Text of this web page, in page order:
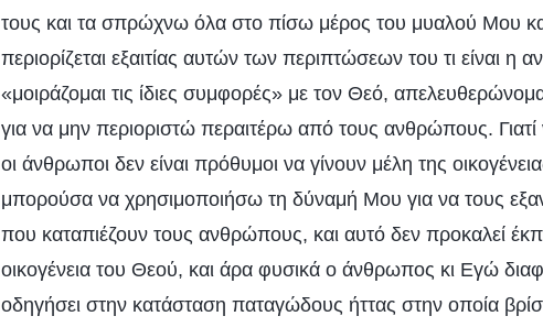
τους και τα σπρώχνω όλα στο πίσω μέρος του μυαλού Μου
περιορίζεται εξαιτίας αυτών των περιπτώσεων του τι είναι
«μοιράζομαι τις ίδιες συμφορές» με τον Θεό,
για να μην περιοριστώ περαιτέρω από τους ανθρώπους.
οι άνθρωποι δεν είναι πρόθυμοι να γίνουν μέλη της
μπορούσα να χρησιμοποιήσω τη δύναμή Μου για να τους
που καταπιέζουν τους ανθρώπους, και αυτό δεν προκαλεί
οικογένεια του Θεού, και άρα φυσικά ο άνθρωπος κι Εγώ
οδηγήσει στην κατάσταση παταγώδους ήττας στην οποία